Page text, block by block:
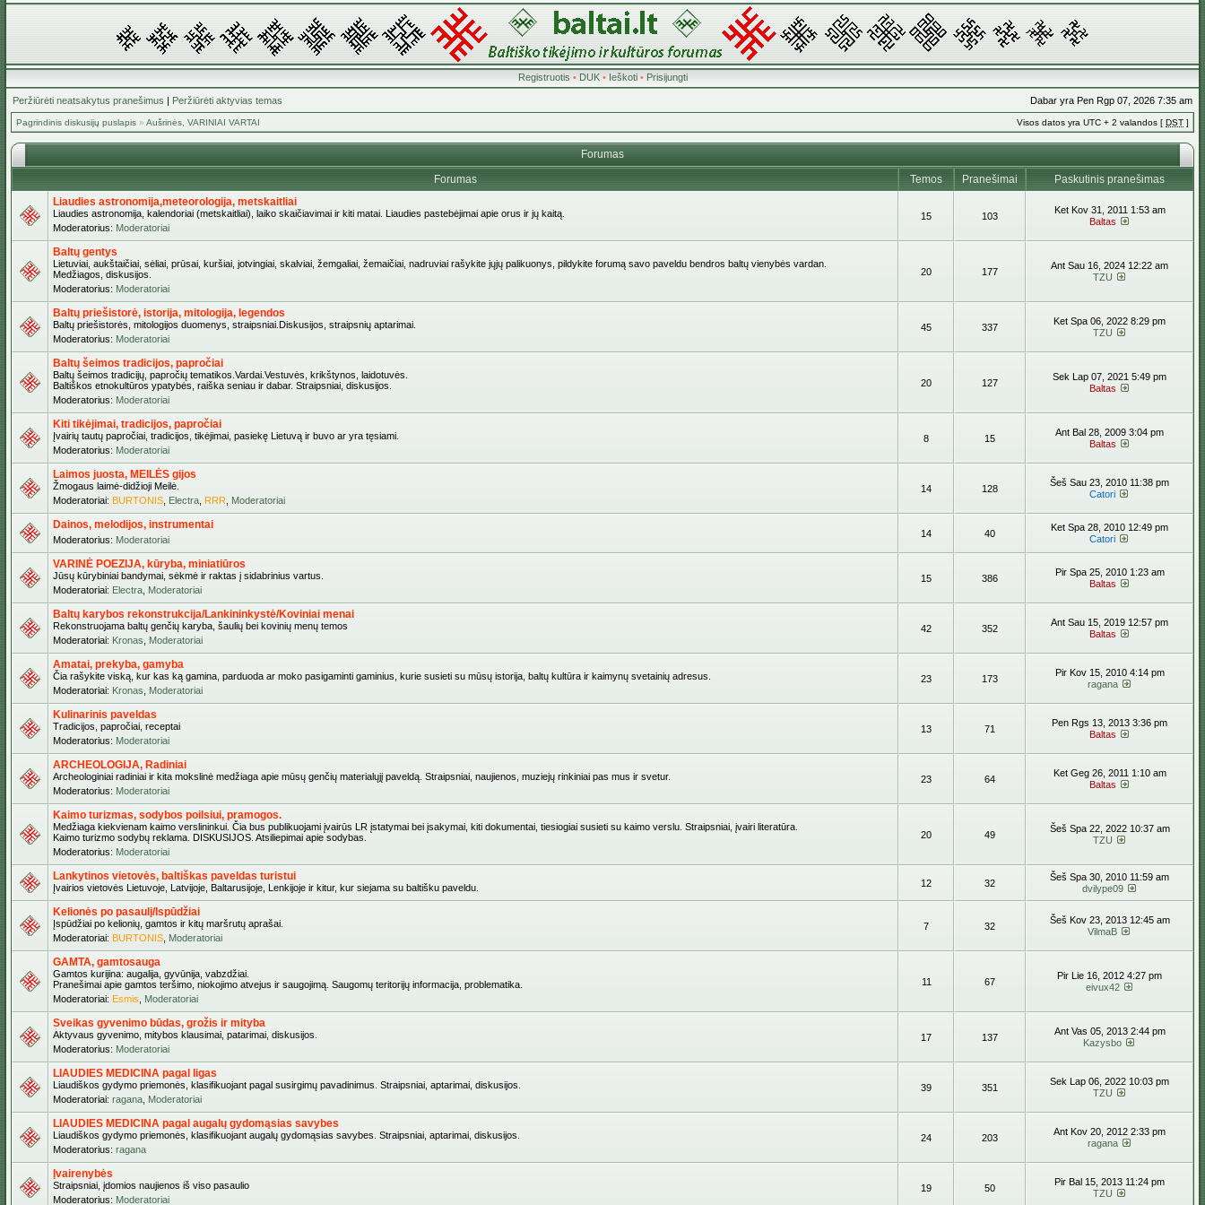
Registruotis • DUK• Ieškoti• Prisijungti
Peržiūrėti neatsakytus pranešimus | Peržiūrėti aktyvias temas Dabar yra Pen Rgp 07, 2026 7:35 am
Pagrindinis diskusijų puslapis » Aušrinės, VARINIAI VARTAI Visos datos yra UTC + 2 valandos [ DST ]
Forumas
Forumas
Temos Pranešimai
Paskutinis pranešimas
Liaudies astronomija,meteorologija, metskaitliai
Liaudies astronomija, kalendoriai (metskaitliai), laiko skaičiavimai ir kiti matai. Liaudies pastebėjimai apie orus ir jų kaitą.
Moderatorius: Moderatoriai
15 103
Ket Kov 31, 2011 1:53 am
Baltas
Baltų gentys
Lietuviai, aukštaičiai, sėliai, prūsai, kuršiai, jotvingiai, skalviai, žemgaliai, žemaičiai, nadruviai rašykite jųjų palikuonys, pildykite forumą savo paveldu bendros baltų vienybės vardan.
Medžiagos, diskusijos.
Moderatorius: Moderatoriai
20 177
Ant Sau 16, 2024 12:22 am
TZU
Baltų priešistorė, istorija, mitologija, legendos
Baltų priešistorės, mitologijos duomenys, straipsniai.Diskusijos, straipsnių aptarimai.
Moderatorius: Moderatoriai
45 337
Ket Spa 06, 2022 8:29 pm
TZU
Baltų šeimos tradicijos, papročiai
Baltų šeimos tradicijų, papročių tematikos.Vardai.Vestuvės, krikštynos, laidotuvės.
Baltiškos etnokultūros ypatybės, raiška seniau ir dabar. Straipsniai, diskusijos.
Moderatorius: Moderatoriai
20 127
Sek Lap 07, 2021 5:49 pm
Baltas
Kiti tikėjimai, tradicijos, papročiai
Įvairių tautų papročiai, tradicijos, tikėjimai, pasiekę Lietuvą ir buvo ar yra tęsiami.
Moderatorius: Moderatoriai
8 15
Ant Bal 28, 2009 3:04 pm
Baltas
Laimos juosta, MEILĖS gijos
Žmogaus laimė-didžioji Meilė.
Moderatoriai: BURTONIS Electra RRR Moderatoriai
14 128
Šeš Sau 23, 2010 11:38 pm
Catori
Dainos, melodijos, instrumentai
Moderatorius: Moderatoriai
14 40
Ket Spa 28, 2010 12:49 pm
Catori
VARINĖ POEZIJA, kūryba, miniatiūros
Jūsų kūrybiniai bandymai, sėkmė ir raktas į sidabrinius vartus.
Moderatoriai: Electra Moderatoriai
15 386
Pir Spa 25, 2010 1:23 am
Baltas
Baltų karybos rekonstrukcija/Lankininkystė/Koviniai menai
Rekonstruojama baltų genčių karyba, šaulių bei kovinių menų temos
Moderatoriai: Kronas Moderatoriai
42 352
Ant Sau 15, 2019 12:57 pm
Baltas
Amatai, prekyba, gamyba
Čia rašykite viską, kur kas ką gamina, parduoda ar moko pasigaminti gaminius, kurie susieti su mūsų istorija, baltų kultūra ir kaimynų svetainių adresus.
Moderatoriai: Kronas Moderatoriai
23 173
Pir Kov 15, 2010 4:14 pm
ragana
Kulinarinis paveldas
Tradicijos, papročiai, receptai
Moderatorius: Moderatoriai
13 71
Pen Rgs 13, 2013 3:36 pm
Baltas
ARCHEOLOGIJA, Radiniai
Archeologiniai radiniai ir kita mokslinė medžiaga apie mūsų genčių materialųjį paveldą. Straipsniai, naujienos, muziejų rinkiniai pas mus ir svetur.
Moderatorius: Moderatoriai
23 64
Ket Geg 26, 2011 1:10 am
Baltas
Kaimo turizmas, sodybos poilsiui, pramogos.
Medžiaga kiekvienam kaimo verslininkui. Čia bus publikuojami įvairūs LR įstatymai bei įsakymai, kiti dokumentai, tiesiogiai susieti su kaimo verslu. Straipsniai, įvairi literatūra.
Kaimo turizmo sodybų reklama. DISKUSIJOS. Atsiliepimai apie sodybas.
Moderatorius: Moderatoriai
20 49
Šeš Spa 22, 2022 10:37 am
TZU
Lankytinos vietovės, baltiškas paveldas turistui
Įvairios vietovės Lietuvoje, Latvijoje, Baltarusijoje, Lenkijoje ir kitur, kur siejama su baltišku paveldu. 12 32
Šeš Spa 30, 2010 11:59 am
dvilype09
Kelionės po pasaulį/Ispūdžiai
Įspūdžiai po kelionių, gamtos ir kitų maršrutų aprašai.
Moderatoriai: BURTONIS Moderatoriai
7 32
Šeš Kov 23, 2013 12:45 am
VilmaB
GAMTA, gamtosauga
Gamtos kurijina: augalija, gyvūnija, vabzdžiai.
Pranešimai apie gamtos teršimo, niokojimo atvejus ir saugojimą. Saugomų teritorijų informacija, problematika.
Moderatoriai: Esmis Moderatoriai
11 67
Pir Lie 16, 2012 4:27 pm
eivux42
Sveikas gyvenimo būdas, grožis ir mityba
Aktyvaus gyvenimo, mitybos klausimai, patarimai, diskusijos.
Moderatorius: Moderatoriai
17 137
Ant Vas 05, 2013 2:44 pm
Kazysbo
LIAUDIES MEDICINA pagal ligas
Liaudiškos gydymo priemonės, klasifikuojant pagal susirgimų pavadinimus. Straipsniai, aptarimai, diskusijos.
Moderatoriai: ragana Moderatoriai
39 351
Sek Lap 06, 2022 10:03 pm
TZU
LIAUDIES MEDICINA pagal augalų gydomąsias savybes
Liaudiškos gydymo priemonės, klasifikuojant augalų gydomąsias savybes. Straipsniai, aptarimai, diskusijos.
Moderatorius: ragana
24 203
Ant Kov 20, 2012 2:33 pm
ragana
Įvairenybės
Straipsniai, įdomios naujienos iš viso pasaulio
Moderatorius: Moderatoriai
19 50
Pir Bal 15, 2013 11:24 pm
TZU